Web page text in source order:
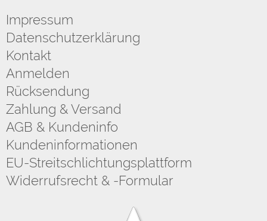
Impressum
Datenschutzerklärung
Kontakt
Anmelden
Rücksendung
Zahlung & Versand
AGB & Kundeninfo
Kundeninformationen
EU-Streitschlichtungsplattform
Widerrufsrecht & -Formular